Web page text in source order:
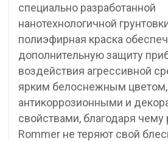
специально разработанной
нанотехнологичной
полиэфирная краска
дополнительную защиту
воздействия агрессивной
ярким белоснежным цветом,
антикоррозионными и
свойствами, благодаря чему
Rommer не теряют свой